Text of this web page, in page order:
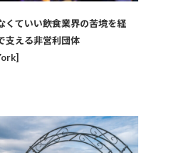
ていい――飲食業界の苦境を経
支える非営利団体